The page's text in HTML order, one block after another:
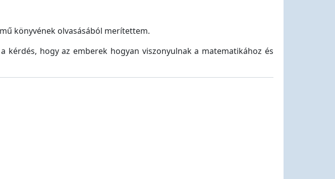
könyvének olvasásából merítettem.
hogy az emberek hogyan viszonyulnak a matematikához és